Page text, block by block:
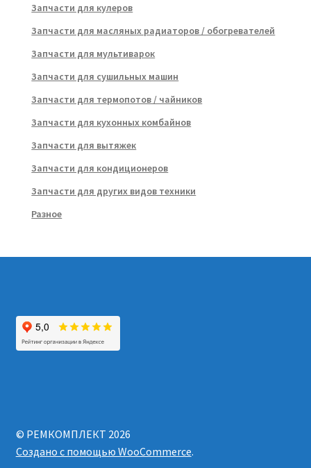
Запчасти для кулеров
Запчасти для масляных радиаторов / обогревателей
Запчасти для мультиварок
Запчасти для сушильных машин
Запчасти для термопотов / чайников
Запчасти для кухонных комбайнов
Запчасти для вытяжек
Запчасти для кондиционеров
Запчасти для других видов техники
Разное
© РЕМКОМПЛЕКТ 2026
Создано с помощью WooCommerce.